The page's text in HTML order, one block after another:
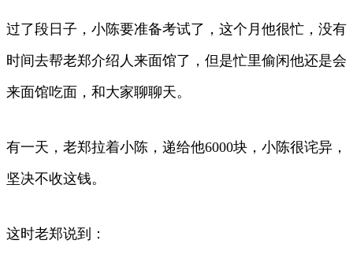
过了段日子，小陈要准备考试了，这个月他很忙，没有
时间去帮老郑介绍人来面馆了，但是忙里偷闲他还是会
来面馆吃面，和大家聊聊天。
有一天，老郑拉着小陈，递给他6000块，小陈很诧异，
坚决不收这钱。
这时老郑说到：